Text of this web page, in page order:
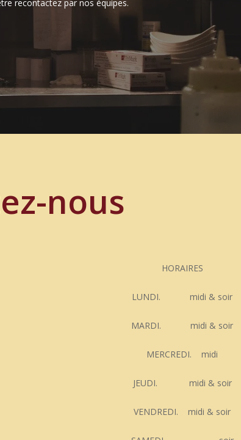
recontactez par nos équipes.
nous
HORAIRES
LUNDI. midi & soir
MARDI. midi & soir
MERCREDI. midi
JEUDI. midi & soir
VENDREDI. midi & soir